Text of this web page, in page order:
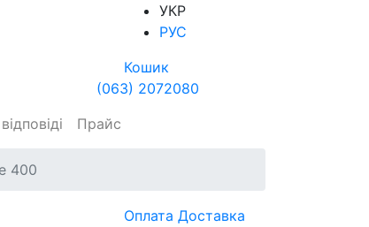
УКР
РУС
Кошик
(063) 2072080
Прайс
400
Оплата Доставка